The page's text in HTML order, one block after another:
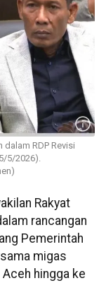
RDP Revisi
5/2026).
Rakyat
rancangan
Pemerintah
migas
hingga ke